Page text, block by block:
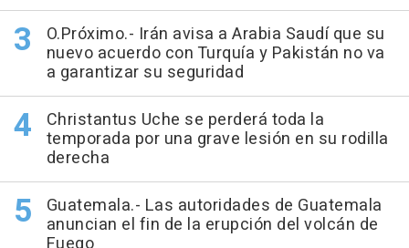
O.Próximo.- Irán avisa a Arabia Saudí que su
nuevo acuerdo con Turquía y Pakistán no va
a garantizar su seguridad
Christantus Uche se perderá toda la
temporada por una grave lesión en su rodilla
derecha
Guatemala.- Las autoridades de Guatemala
anuncian el fin de la erupción del volcán de